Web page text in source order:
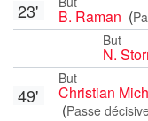
B. Raman (
23'
But
N.
But
Christian
(Passe décisive
49'